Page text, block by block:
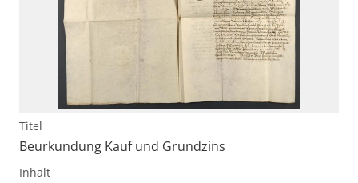
Titel
Beurkundung Kauf und Grundzins
Inhalt